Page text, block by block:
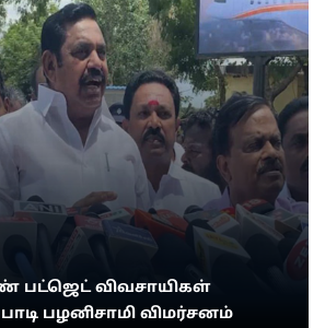
பட்ஜெட் விவசாயிகள்
பழனிசாமி விமர்சனம்